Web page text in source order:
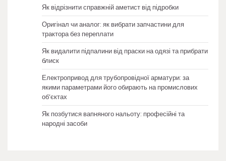
Як відрізнити справжній аметист від підробки
Оригінал чи аналог: як вибрати запчастини для
трактора без переплати
Як видалити підпалини від праски на одязі та прибрати
блиск
Електропривод для трубопровідної арматури: за
якими параметрами його обирають на промислових
об’єктах
Як позбутися вапняного нальоту: професійні та
народні засоби